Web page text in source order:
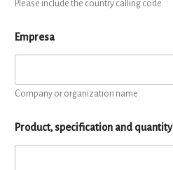
Please include the country calling code.
Empresa
Company or organization name.
Product, specification and quantity